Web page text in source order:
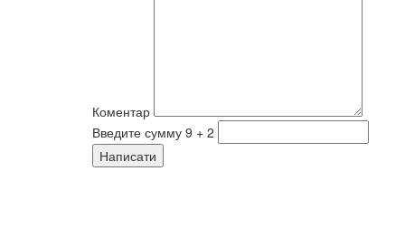
Коментар
Введите сумму 9 + 2
Написати